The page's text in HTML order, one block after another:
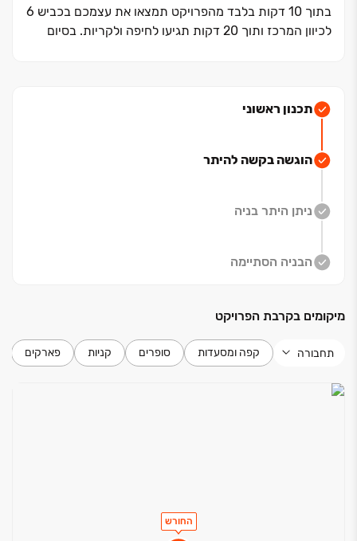
בתוך ‏10 דקות בלבד מהפרויקט תמצאו את עצמכם בכביש ‏6
לכיוון המרכז ותוך ‏20 דקות תגיעו לחיפה ולקריות. בסיום
שעתיד לקום בשנים הקרובות, לצד שטחים ציבוריים ושבילי
חדשה ופורחת בלב נוף ירוק ושופע. השכונה, שתוקם
הנכס המושלם עבורו. בואו להיות חלק מקהילה חדשה
ותוססת, ולהגשים את חלום הבית שלכם בשכונה המובילה
של מגדל העמק.
תכנון ראשוני
הוגשה בקשה להיתר
ניתן היתר בניה
הבניה הסתיימה
מיקומים בקרבת הפרויקט
תחבורה קפה ומסעדות סופרים קניות פארקים
החורש